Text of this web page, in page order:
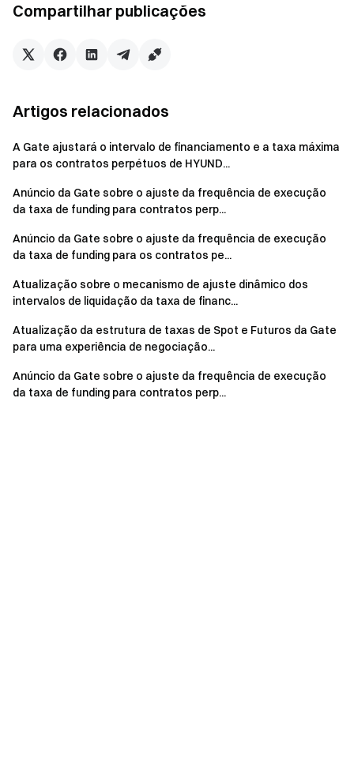
Compartilhar publicações
Artigos relacionados
A Gate ajustará o intervalo de financiamento e a taxa máxima
para os contratos perpétuos de HYUND...
Anúncio da Gate sobre o ajuste da frequência de execução
da taxa de funding para contratos perp...
Anúncio da Gate sobre o ajuste da frequência de execução
da taxa de funding para os contratos pe...
Atualização sobre o mecanismo de ajuste dinâmico dos
intervalos de liquidação da taxa de financ...
Atualização da estrutura de taxas de Spot e Futuros da Gate
para uma experiência de negociação...
Anúncio da Gate sobre o ajuste da frequência de execução
da taxa de funding para contratos perp...